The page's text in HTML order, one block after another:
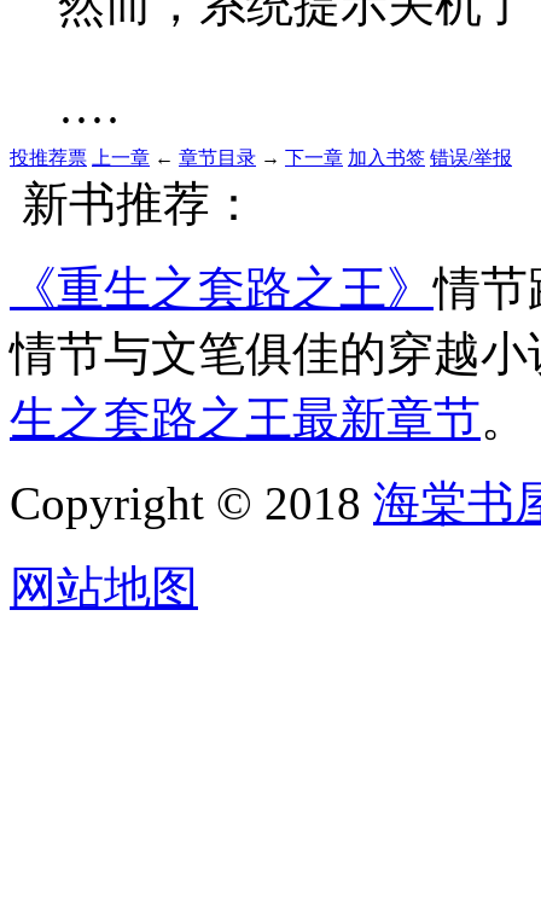
····
投推荐票 上一章 ← 章节目录 → 下一章 加入书签 错误/举报
新书推荐：
《重生之套路之王》情节
情节与文笔俱佳的穿越
生之套路之王最新章节。
Copyright © 2018 海棠书
网站地图